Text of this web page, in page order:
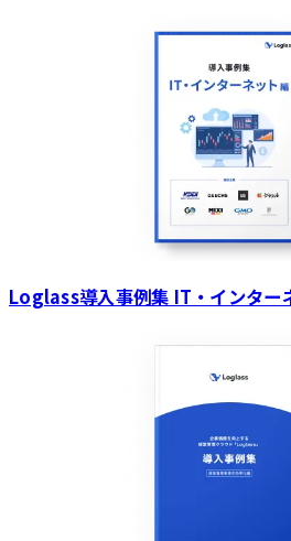
Loglass導入事例集 IT・インター